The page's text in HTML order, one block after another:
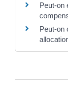
Peut-on
Peut-on